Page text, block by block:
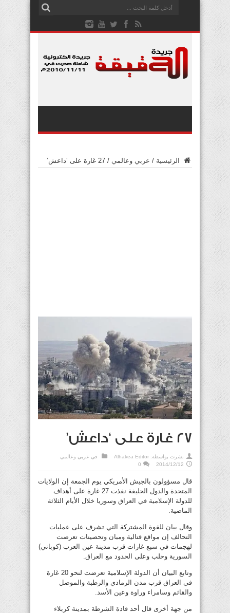
الرئيسية / عربي وعالمي / 27 غارة على ‘داعش’
27 غارة على ‘داعش’
نشرت بواسطة: Alhakea Editor في عربي وعالمي
2014/12/12
0
قال مسؤولون بالجيش الأمريكي يوم الجمعة إن الولايات
المتحدة والدول الحليفة نفذت 27 غارة على أهداف
للدولة الإسلامية في العراق وسوريا خلال الأيام الثلاثة
الماضية.
وقال بيان للقوة المشتركة التي تشرف على عمليات
التحالف إن مواقع قتالية ومبان وتحصينات تعرضت
لهجمات في سبع غارات قرب مدينة عين العرب (كوباني)
السورية وحلب وعلى الحدود مع العراق.
وتابع البيان أن الدولة الإسلامية تعرضت لنحو 20 غارة
في العراق قرب مدن الرمادي والرطبة والموصل
والقائم وسامراء وراوة وعين الأسد.
من جهة أخرى قال أحد قادة الشرطة بمدينة كربلاء